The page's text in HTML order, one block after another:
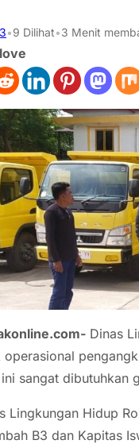
•9 Dilihat•3 Menit
Dinas
operasional
sangat dibutuhkan
Lingkungan Hidup
B3 dan Kapitas